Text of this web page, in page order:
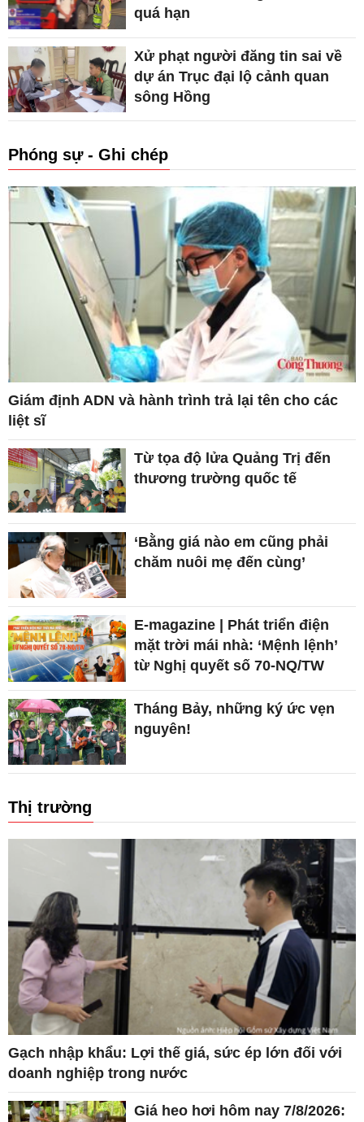
quá hạn
Xử phạt người đăng tin sai về
dự án Trục đại lộ cảnh quan
sông Hồng
Phóng sự - Ghi chép
Giám định ADN và hành trình trả lại tên cho các
liệt sĩ
Từ tọa độ lửa Quảng Trị đến
thương trường quốc tế
‘Bằng giá nào em cũng phải
chăm nuôi mẹ đến cùng’
E-magazine | Phát triển điện
mặt trời mái nhà: ‘Mệnh lệnh’
từ Nghị quyết số 70-NQ/TW
Tháng Bảy, những ký ức vẹn
nguyên!
Thị trường
Gạch nhập khẩu: Lợi thế giá, sức ép lớn đối với
doanh nghiệp trong nước
Giá heo hơi hôm nay 7/8/2026: